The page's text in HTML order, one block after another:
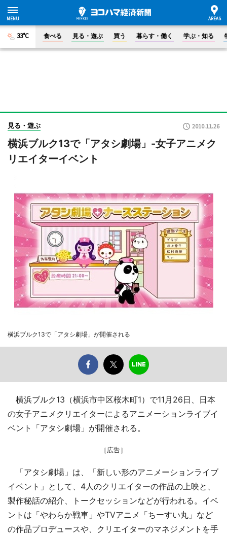
33°C 食べる 見る・遊ぶ 買う 暮らす・働く 学ぶ・知る
見る・遊ぶ 2010.11.26
横浜ブルク13で「アタシ劇場」-女子アニメク
リエイターイベント
横浜ブルク13で「アタシ劇場」が開催される
横浜ブルク13（横浜市中区桜木町1）で11月26日、日本
の女子アニメクリエイターによるアニメーションライブイ
ベント「アタシ劇場」が開催される。
［広告］
「アタシ劇場」は、「新しい形のアニメーションライブ
イベント」として、4人のクリエイターの作品の上映と、
製作秘話の紹介、トークセッションなどが行われる。イベ
ントは「やわらか戦車」やTVアニメ「ちーすい丸」など
の作品プロデュースや、クリエイターのマネジメントを手